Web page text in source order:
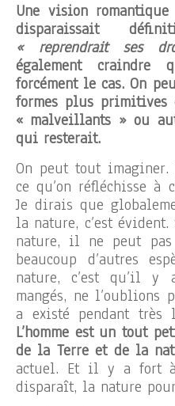
Une vision
disparaissait
« reprendrait ses
également
forcément le cas. On
formes plus
« malveillants » ou
qui resterait.
On peut tout
ce qu’on réfléchisse à
Je dirais que
la nature, c’est
nature, il ne peut pas
beaucoup d’autres
nature, c’est qu’il y
mangés, ne l’oublions
a existé pendant très
L’homme est un tout
de la Terre et de la
actuel. Et il y a fort à
disparaît, la nature